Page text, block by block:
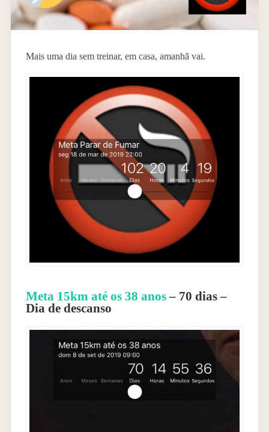
Mais uma dia sem treinar, em casa, amanhã vai.
Meta 15km até os 38 anos– 70 dias –
Dia de descanso